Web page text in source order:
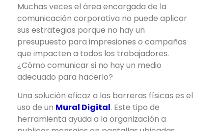
Muchas veces el área encargada de la
comunicación corporativa no puede aplicar
sus estrategias porque no hay un
presupuesto para impresiones o campañas
que impacten a todos los trabajadores.
¿Cómo comunicar si no hay un medio
adecuado para hacerlo?
Una solución eficaz a las barreras físicas es el
uso de un Mural Digital. Este tipo de
herramienta ayuda a la organización a